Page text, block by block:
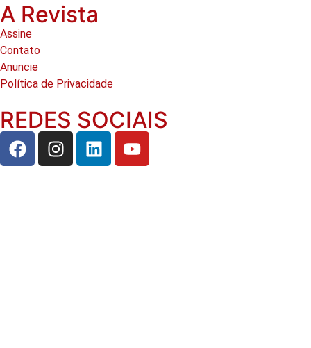
A Revista
Assine
Contato
Anuncie
Política de Privacidade
REDES SOCIAIS